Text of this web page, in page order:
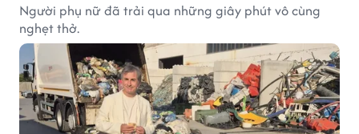
Người phụ nữ đã trải qua những giây phút vô cùng
nghẹt thở.